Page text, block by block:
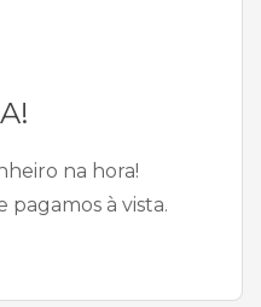
na hora!
pagamos à vista.